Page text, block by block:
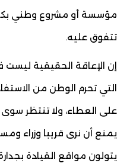
مؤسسة أو مشروع وطني
تتفوق عليه.
إن الإعاقة الحقيقية
التي تحرم الوطن من
على العطاء، ولا تنتظر
يمنع أن نرى قريبا وزراء
يتولون مواقع القيادة